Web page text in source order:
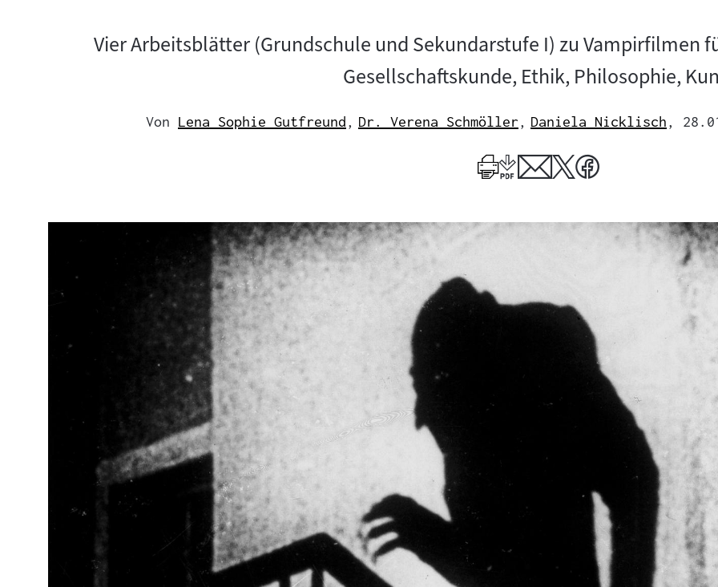
Vier Arbeitsblätter (Grundschule und Sekundarstufe I) zu Vampirfilmen
Gesellschaftskunde, Ethik, Philosophie,
Von Lena Sophie Gutfreund, Dr. Verena Schmöller
Author
, Daniela Nicklisch
zum
Author
,